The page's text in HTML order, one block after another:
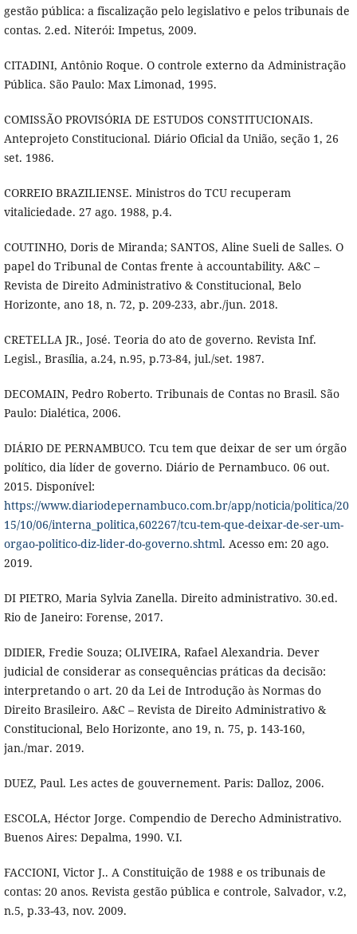
gestão pública: a fiscalização pelo legislativo e pelos tribunais de
contas. 2.ed. Niterói: Impetus, 2009.
CITADINI, Antônio Roque. O controle externo da Administração
Pública. São Paulo: Max Limonad, 1995.
COMISSÃO PROVISÓRIA DE ESTUDOS CONSTITUCIONAIS.
Anteprojeto Constitucional. Diário Oficial da União, seção 1, 26
set. 1986.
CORREIO BRAZILIENSE. Ministros do TCU recuperam
vitaliciedade. 27 ago. 1988, p.4.
COUTINHO, Doris de Miranda; SANTOS, Aline Sueli de Salles. O
papel do Tribunal de Contas frente à accountability. A&C –
Revista de Direito Administrativo & Constitucional, Belo
Horizonte, ano 18, n. 72, p. 209-233, abr./jun. 2018.
CRETELLA JR., José. Teoria do ato de governo. Revista Inf.
Legisl., Brasília, a.24, n.95, p.73-84, jul./set. 1987.
DECOMAIN, Pedro Roberto. Tribunais de Contas no Brasil. São
Paulo: Dialética, 2006.
DIÁRIO DE PERNAMBUCO. Tcu tem que deixar de ser um órgão
político, dia líder de governo. Diário de Pernambuco. 06 out.
2015. Disponível:
https://www.diariodepernambuco.com.br/app/noticia/politica/20
15/10/06/interna_politica,602267/tcu-tem-que-deixar-de-ser-um-
orgao-politico-diz-lider-do-governo.shtml. Acesso em: 20 ago.
2019.
DI PIETRO, Maria Sylvia Zanella. Direito administrativo. 30.ed.
Rio de Janeiro: Forense, 2017.
DIDIER, Fredie Souza; OLIVEIRA, Rafael Alexandria. Dever
judicial de considerar as consequências práticas da decisão:
interpretando o art. 20 da Lei de Introdução às Normas do
Direito Brasileiro. A&C – Revista de Direito Administrativo &
Constitucional, Belo Horizonte, ano 19, n. 75, p. 143-160,
jan./mar. 2019.
DUEZ, Paul. Les actes de gouvernement. Paris: Dalloz, 2006.
ESCOLA, Héctor Jorge. Compendio de Derecho Administrativo.
Buenos Aires: Depalma, 1990. V.I.
FACCIONI, Victor J.. A Constituição de 1988 e os tribunais de
contas: 20 anos. Revista gestão pública e controle, Salvador, v.2,
n.5, p.33-43, nov. 2009.